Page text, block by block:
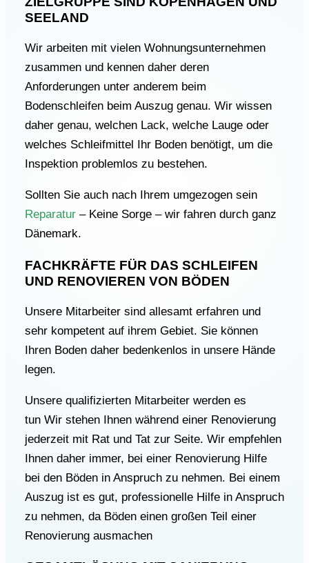
SEELAND
Wir arbeiten mit vielen Wohnungsunternehmen
zusammen und kennen daher deren
Anforderungen unter anderem beim
Bodenschleifen beim Auszug genau. Wir wissen
daher genau, welchen Lack, welche Lauge oder
welches Schleifmittel Ihr Boden benötigt, um die
Inspektion problemlos zu bestehen.
Sollten Sie auch nach Ihrem umgezogen sein
Reparatur – Keine Sorge – wir fahren durch ganz
Dänemark.
FACHKRÄFTE FÜR DAS SCHLEIFEN
UND RENOVIEREN VON BÖDEN
Unsere Mitarbeiter sind allesamt erfahren und
sehr kompetent auf ihrem Gebiet. Sie können
Ihren Boden daher bedenkenlos in unsere Hände
legen.
Unsere qualifizierten Mitarbeiter werden es
tun Wir stehen Ihnen während einer Renovierung
jederzeit mit Rat und Tat zur Seite. Wir empfehlen
Ihnen daher immer, bei einer Renovierung Hilfe
bei den Böden in Anspruch zu nehmen. Bei einem
Auszug ist es gut, professionelle Hilfe in Anspruch
zu nehmen, da Böden einen großen Teil einer
Renovierung ausmachen